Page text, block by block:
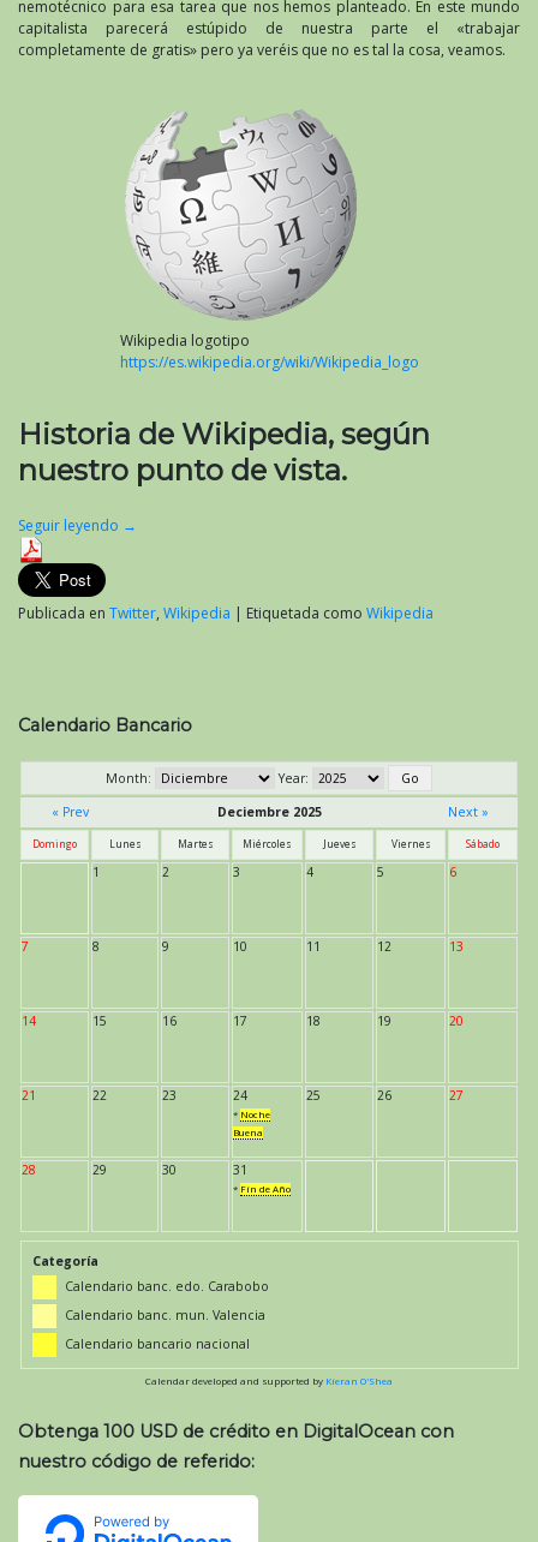
nemotécnico para esa tarea que nos hemos planteado. En este mundo
capitalista parecerá estúpido de nuestra parte el «trabajar
completamente de gratis» pero ya veréis que no es tal la cosa, veamos.
Wikipedia logotipo
https://es.wikipedia.org/wiki/Wikipedia_logo
Historia de Wikipedia, según
nuestro punto de vista.
Seguir leyendo →
Publicada en Twitter, Wikipedia | Etiquetada como Wikipedia
Calendario Bancario
Month:
Year:
« Prev
Deciembre 2025 Next »
Domingo Lunes Martes Miércoles Jueves Viernes Sábado
1 2 3 4 5 6
7 8 9 10 11 12 13
14 15 16 17 18 19 20
21 22 23 24
* Noche
Buena
25 26 27
28 29 30 31
* Fin de Año
Categoría
Calendario banc. edo. Carabobo
Calendario banc. mun. Valencia
Calendario bancario nacional
Calendar developed and supported by Kieran O'Shea
Obtenga 100 USD de crédito en DigitalOcean con
nuestro código de referido: